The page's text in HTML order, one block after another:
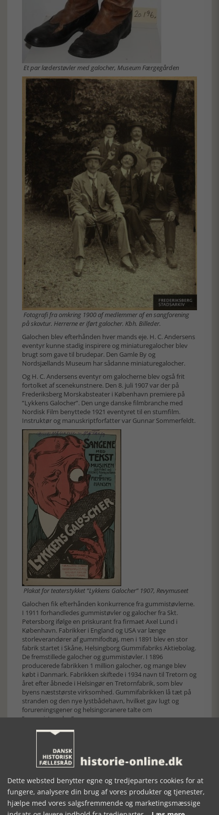
Et par læderstøvler med galocher, Museum Færgegården
Fotografi fra omkring 1900 af medlemmer af en sangforening
på skovtur. Herrerne er iført galocher. Kbh. Billeder.
Galochen blev efterhånden hver mands eje. H. C. Andersens
eventyr kunne stadig inspirere og miniaturegalocher blev
brugt som gave til brudepar. Den Gamle By og
Nordsjællands Museum har sådanne miniaturegalocher.
Og H. C. Andersens eventyr om galocherne blev også frit
fortolket af scenekunstnere. Den 8. juli 1907 var der på
Frederiksberg Morskabsteater i København premiere på
”Lykkens Galocher”. Den unge danske filmbranche med
Nordisk Film benyttede 1921 eventyret til en stumfilm.
Instruktør og manuskriptforfatter var Gunnar Sommerfeldt.
Plakat for teaterstykket ”Lykkens Galocher” 1907, Revymuseet
Galochen fik efterhånden konkurrence fra gummistøvlerne.
I 1911 forhandledes gummistøvler og galocher fra Skt.
Petersborg ifølge en priskurant fra firmaet Axel Lund i
København. Fabrikker i England og USA var længe
storleverandører af gummifodtøj, men i 1891 blev en stor
fabrik startet i Skåne, Helsingborg Gummifabriks Aktiebolag.
De fremstillede galocher og gummistøvler. I 1896
producerede fabrikken 1 million galocher, og mange blev
købt i Danmark. Fabrikken skiftede i 1934 navn til Tretorn og
året efter åbnede i Helsingør en Tretornfabrik, som blev
byens næststørste virksomhed. Gummifabrikken lå tæt på
stranden og den nye lystbådehavn, hvilket gav lugt og
forureningsgener og helsingoranere talte om
”gummistranden”.
Dette websted benytter egne og tredjeparters cookies for at
fungere, analysere din brug af vores produkter og tjenester,
hjælpe med vores salgsfremmende og marketingsmæssige